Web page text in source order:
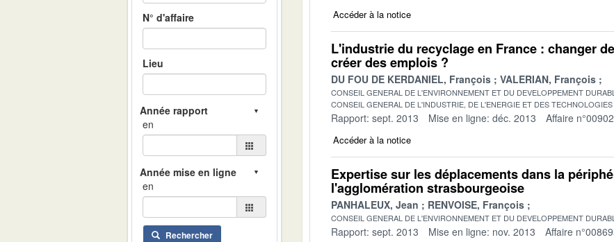
N° d'affaire
Lieu
en
en
Rechercher
Accéder à la notice
L'industrie du recyclage en France : changer
créer des emplois ?
DU FOU DE KERDANIEL, François VALERIAN, François
CONSEIL GENERAL DE L'ENVIRONNEMENT ET DU DEVELOPPEMENT
CONSEIL GENERAL DE L'INDUSTRIE, DE L'ENERGIE ET DES TECHNOLOGIES
Rapport: sept. 2013 Mise en ligne: déc. 2013 Affaire
Accéder à la notice
Expertise sur les déplacements dans la
l'agglomération strasbourgeoise
PANHALEUX, Jean RENVOISE, François
CONSEIL GENERAL DE L'ENVIRONNEMENT ET DU DEVELOPPEMENT
Rapport: sept. 2013 Mise en ligne: nov. 2013 Affaire